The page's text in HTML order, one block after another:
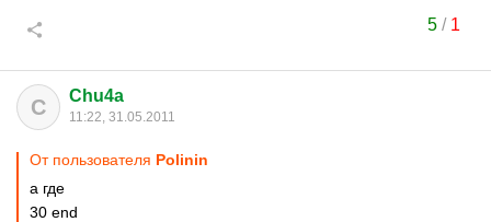
5/ 1
C Chu4a
11:22, 31.05.2011
От пользователя Polinin
а где
30 end